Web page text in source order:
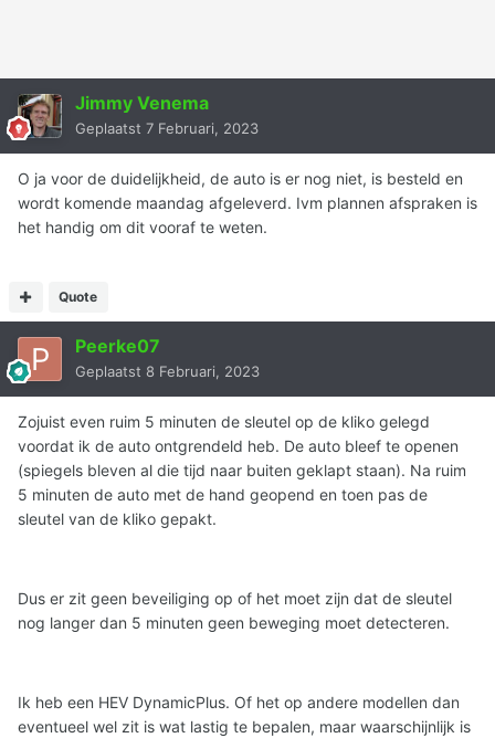
Jimmy Venema
Geplaatst 7 Februari, 2023
O ja voor de duidelijkheid, de auto is er nog niet, is besteld en
wordt komende maandag afgeleverd. Ivm plannen afspraken is
het handig om dit vooraf te weten.
Quote
Peerke07
Geplaatst 8 Februari, 2023
Zojuist even ruim 5 minuten de sleutel op de kliko gelegd
voordat ik de auto ontgrendeld heb. De auto bleef te openen
(spiegels bleven al die tijd naar buiten geklapt staan). Na ruim
5 minuten de auto met de hand geopend en toen pas de
sleutel van de kliko gepakt.
Dus er zit geen beveiliging op of het moet zijn dat de sleutel
nog langer dan 5 minuten geen beweging moet detecteren.
Ik heb een HEV DynamicPlus. Of het op andere modellen dan
eventueel wel zit is wat lastig te bepalen, maar waarschijnlijk is